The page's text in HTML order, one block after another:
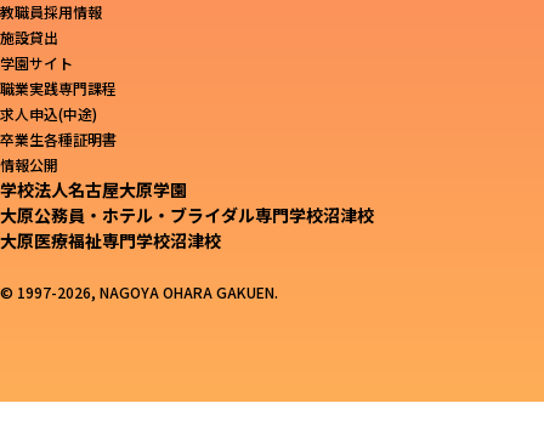
教職員採用情報
施設貸出
学園サイト
職業実践専門課程
求人申込(中途)
卒業生各種証明書
情報公開
学校法人名古屋大原学園
大原公務員・ホテル・ブライダル専門学校沼津校
大原医療福祉専門学校沼津校
© 1997-2026, NAGOYA OHARA GAKUEN.